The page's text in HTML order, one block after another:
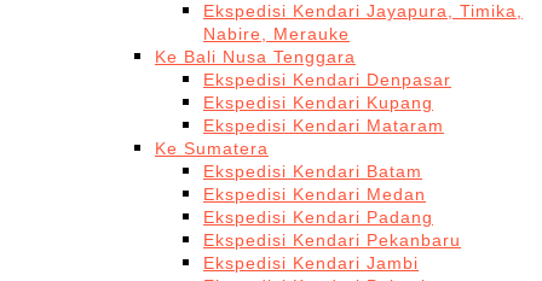
Ekspedisi Kendari Jayapura, Timika,
Nabire, Merauke
Ke Bali Nusa Tenggara
Ekspedisi Kendari Denpasar
Ekspedisi Kendari Kupang
Ekspedisi Kendari Mataram
Ke Sumatera
Ekspedisi Kendari Batam
Ekspedisi Kendari Medan
Ekspedisi Kendari Padang
Ekspedisi Kendari Pekanbaru
Ekspedisi Kendari Jambi